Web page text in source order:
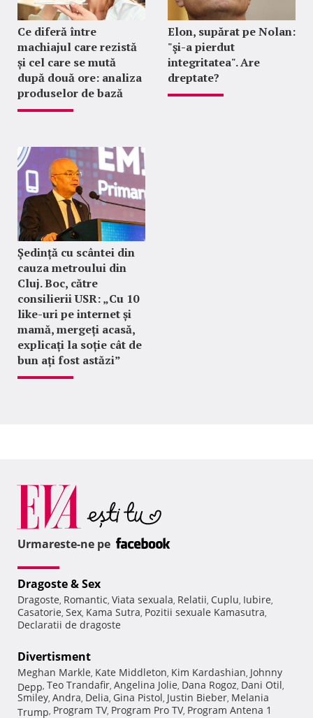
Ce diferă între
machiajul care rezistă
și cel care se mută
după două ore: analiza
produselor de bază
Elon, supărat pe Nolan:
"şi-a pierdut
integritatea". Are
dreptate?
Ședință cu scântei din
cauza metroului din
Cluj. Boc, către
consilierii USR: „Cu 10
like-uri pe internet și
mamă, mergeți acasă,
explicați la soție cât de
bun ați fost astăzi”
Urmareste-ne pe
Dragoste & Sex
Dragoste, Romantic, Viata sexuala, Relatii, Cuplu, Iubire,
Casatorie, Sex, Kama Sutra, Pozitii sexuale Kamasutra,
Declaratii de dragoste
Divertisment
Meghan Markle, Kate Middleton, Kim Kardashian, Johnny
Depp, Teo Trandafir, Angelina Jolie, Dana Rogoz, Dani Otil,
Smiley, Andra, Delia, Gina Pistol, Justin Bieber, Melania
Trump, Program TV, Program Pro TV, Program Antena 1